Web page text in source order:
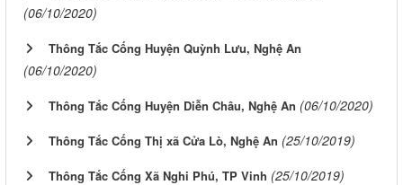
(06/10/2020)
Thông Tắc Cống Huyện Quỳnh Lưu, Nghệ An
(06/10/2020)
Thông Tắc Cống Huyện Diễn Châu, Nghệ An (06/10/2020)
Thông Tắc Cống Thị xã Cửa Lò, Nghệ An (25/10/2019)
Thông Tắc Cống Xã Nghi Phú, TP Vinh (25/10/2019)